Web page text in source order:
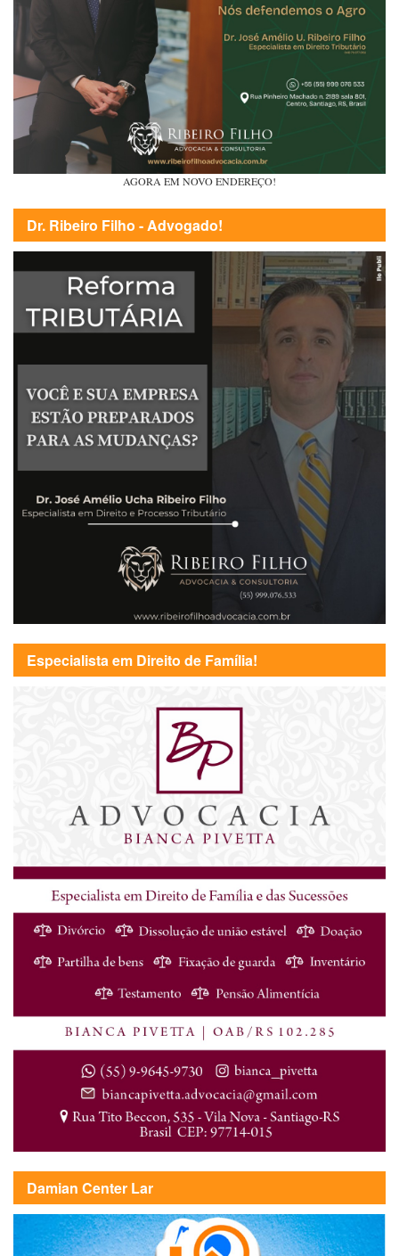
AGORA EM NOVO ENDEREÇO!
Dr. Ribeiro Filho - Advogado!
Especialista em Direito de Família!
Damian Center Lar